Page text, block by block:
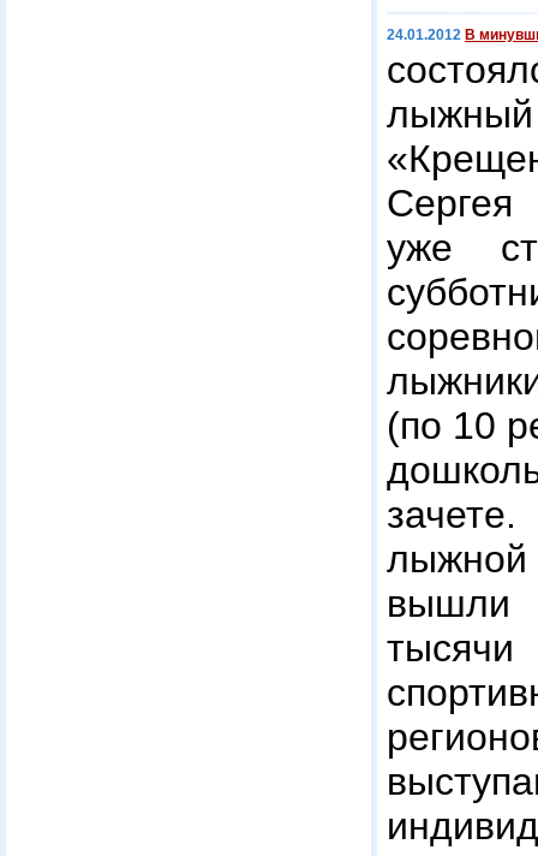
24.01.2012 В
уже
(по 10